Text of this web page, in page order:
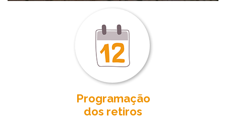
Programação
dos retiros